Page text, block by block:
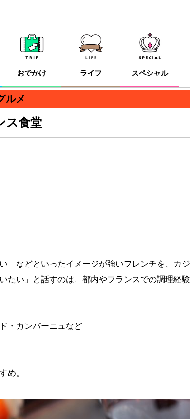
おでかけ ライフ スペシャル
ルメ
ス食堂
などといったイメージが強いフレンチを、カジ
たい」と話すのは、都内やフランスでの調理経験
・カンパーニュなど
め。